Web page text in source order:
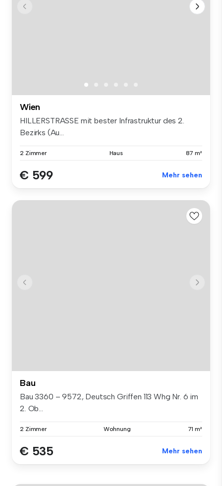
Wien
HILLERSTRASSE mit bester Infrastruktur des 2.
Bezirks (Au...
2 Zimmer Haus 87 m²
€ 599 Mehr sehen
Bau
Bau 3360 – 9572, Deutsch Griffen 113 Whg Nr. 6 im
2. Ob...
2 Zimmer Wohnung 71 m²
€ 535 Mehr sehen